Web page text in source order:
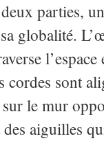
parties,
globalité.
cordes sont
le mur
aiguilles